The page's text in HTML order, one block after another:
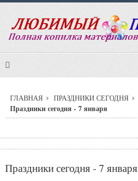
ГЛАВНАЯ ПРАЗДНИКИ СЕГОДНЯ
Праздники сегодня - 7 января
Праздники сегодня - 7 января